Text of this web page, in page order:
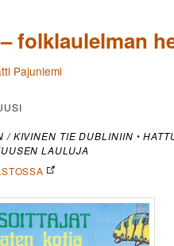
folklaulelman
Pajuniemi
/ KIVINEN TIE DUBLINIIN •
LAULUJA